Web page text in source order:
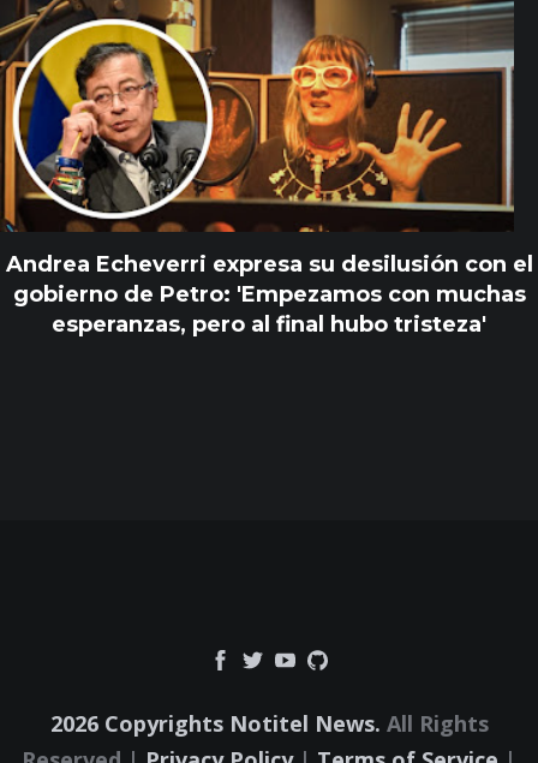
Andrea Echeverri expresa su desilusión con el
gobierno de Petro: 'Empezamos con muchas
esperanzas, pero al final hubo tristeza'
2026 Copyrights Notitel News. All Rights